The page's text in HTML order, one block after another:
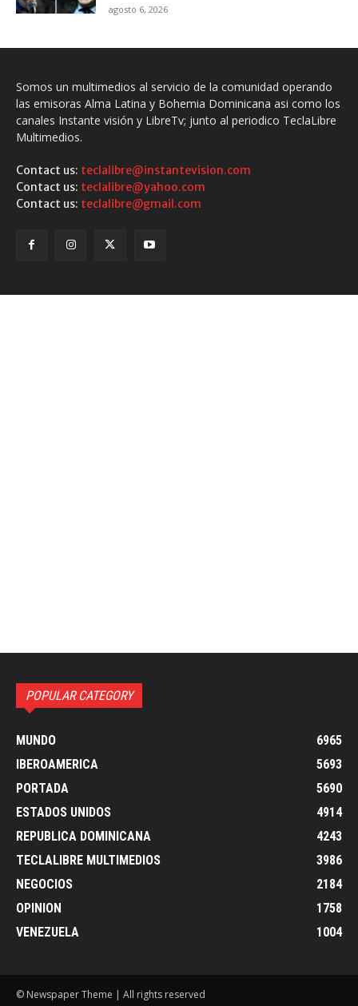
agosto 6, 2026
Somos un multimedios al servicio de la comunidad operando
las emisoras Alma Latina y Bohemia Dominicana asi como los
canales Instante visión y LibreTv; junto al periodico TeclaLibre
Multimedios.
Contact us: teclalibre@instantevision.com
Contact us: teclalibre@yahoo.com
Contact us: teclalibre@gmail.com
POPULAR CATEGORY
MUNDO
6965
IBEROAMERICA
5693
PORTADA
5690
ESTADOS UNIDOS
4914
REPUBLICA DOMINICANA
4243
TECLALIBRE MULTIMEDIOS
3986
NEGOCIOS
2184
OPINION
1758
VENEZUELA
1004
© Newspaper Theme | All rights reserved